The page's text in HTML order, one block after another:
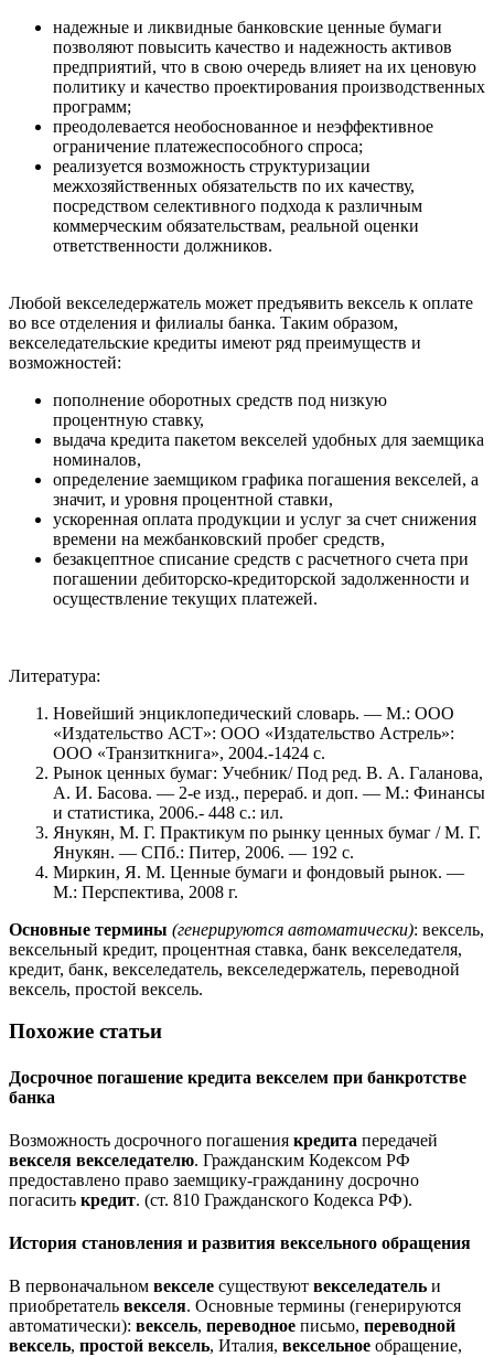
надежные и ликвидные банковские ценные бумаги
позволяют повысить качество и надежность активов
предприятий, что в свою очередь влияет на их ценовую
политику и качество проектирования производственных
программ;
преодолевается необоснованное и неэффективное
ограничение платежеспособного спроса;
реализуется возможность структуризации
межхозяйственных обязательств по их качеству,
посредством селективного подхода к различным
коммерческим обязательствам, реальной оценки
ответственности должников.
Любой векселедержатель может предъявить вексель к оплате
во все отделения и филиалы банка. Таким образом,
векселедательские кредиты имеют ряд преимуществ и
возможностей:
пополнение оборотных средств под низкую
процентную ставку,
выдача кредита пакетом векселей удобных для заемщика
номиналов,
определение заемщиком графика погашения векселей, а
значит, и уровня процентной ставки,
ускоренная оплата продукции и услуг за счет снижения
времени на межбанковский пробег средств,
безакцептное списание средств с расчетного счета при
погашении дебиторско-кредиторской задолженности и
осуществление текущих платежей.
Литература:
Новейший энциклопедический словарь. — М.: ООО
«Издательство АСТ»: ООО «Издательство Астрель»:
ООО «Транзиткнига», 2004.-1424 с.
Рынок ценных бумаг: Учебник/ Под ред. В. А. Галанова,
А. И. Басова. — 2-е изд., перераб. и доп. — М.: Финансы
и статистика, 2006.- 448 с.: ил.
Янукян, М. Г. Практикум по рынку ценных бумаг / М. Г.
Янукян. — СПб.: Питер, 2006. — 192 с.
Миркин, Я. М. Ценные бумаги и фондовый рынок. —
М.: Перспектива, 2008 г.
Основные термины (генерируются автоматически): вексель,
вексельный кредит, процентная ставка, банк векселедателя,
кредит, банк, векселедатель, векселедержатель, переводной
вексель, простой вексель.
Похожие статьи
Досрочное погашение кредита векселем при банкротстве
банка
Возможность досрочного погашения кредита передачей
векселя векселедателю. Гражданским Кодексом РФ
предоставлено право заемщику-гражданину досрочно
погасить кредит. (ст. 810 Гражданского Кодекса РФ).
История становления и развития вексельного обращения
В первоначальном векселе существуют векселедатель и
приобретатель векселя. Основные термины (генерируются
автоматически): вексель, переводное письмо, переводной
вексель, простой вексель, Италия, вексельное обращение,